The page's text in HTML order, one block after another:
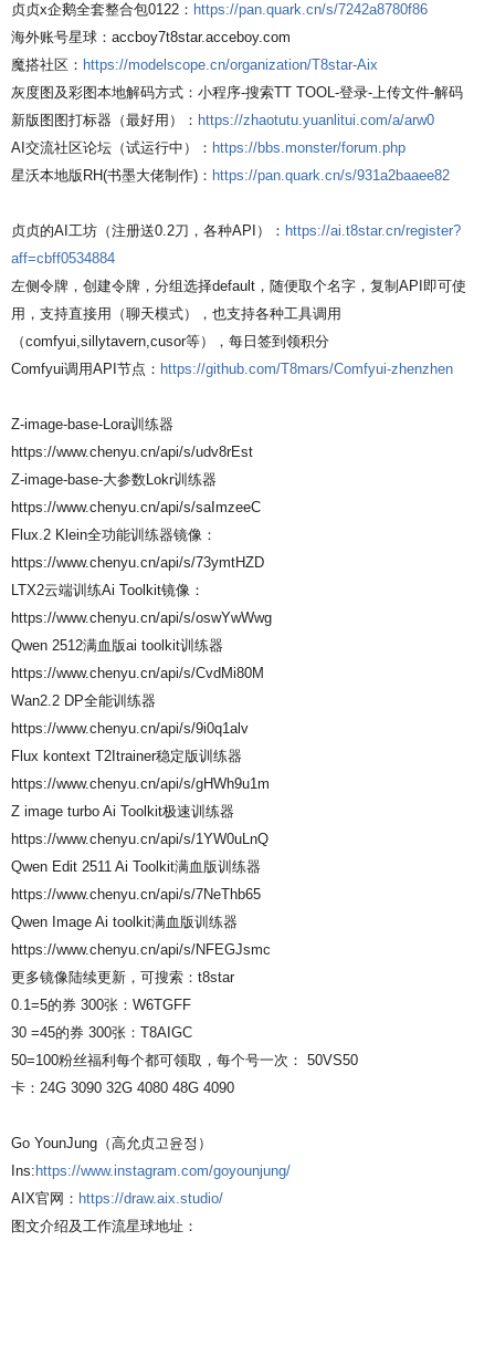
贞贞x企鹅全套整合包0122： https://pan.quark.cn/s/7242a8780f86
海外账号星球：accboy7t8star.acceboy.com
魔搭社区： https://modelscope.cn/organization/T8star-Aix
灰度图及彩图本地解码方式：小程序-搜索TT TOOL-登录-上传文件-解码
新版图图打标器（最好用）： https://zhaotutu.yuanlitui.com/a/arw0
AI交流社区论坛（试运行中）： https://bbs.monster/forum.php
星沃本地版RH(书墨大佬制作)： https://pan.quark.cn/s/931a2baaee82
贞贞的AI工坊（注册送0.2刀，各种API）： https://ai.t8star.cn/register?
aff=cbff0534884
左侧令牌，创建令牌，分组选择default，随便取个名字，复制API即可使
用，支持直接用（聊天模式），也支持各种工具调用
（comfyui,sillytavern,cusor等），每日签到领积分
Comfyui调用API节点： https://github.com/T8mars/Comfyui-zhenzhen
Z-image-base-Lora训练器
https://www.chenyu.cn/api/s/udv8rEst
Z-image-base-大参数Lokr训练器
https://www.chenyu.cn/api/s/saImzeeC
Flux.2 Klein全功能训练器镜像：
https://www.chenyu.cn/api/s/73ymtHZD
LTX2云端训练Ai Toolkit镜像：
https://www.chenyu.cn/api/s/oswYwWwg
Qwen 2512满血版ai toolkit训练器
https://www.chenyu.cn/api/s/CvdMi80M
Wan2.2 DP全能训练器
https://www.chenyu.cn/api/s/9i0q1alv
Flux kontext T2Itrainer稳定版训练器
https://www.chenyu.cn/api/s/gHWh9u1m
Z image turbo Ai Toolkit极速训练器
https://www.chenyu.cn/api/s/1YW0uLnQ
Qwen Edit 2511 Ai Toolkit满血版训练器
https://www.chenyu.cn/api/s/7NeThb65
Qwen Image Ai toolkit满血版训练器
https://www.chenyu.cn/api/s/NFEGJsmc
更多镜像陆续更新，可搜索：t8star
0.1=5的券 300张：W6TGFF
30 =45的券 300张：T8AIGC
50=100粉丝福利每个都可领取，每个号一次： 50VS50
卡：24G 3090 32G 4080 48G 4090
Go YounJung（高允贞고윤정）
Ins: https://www.instagram.com/goyounjung/
AIX官网： https://draw.aix.studio/
图文介绍及工作流星球地址：